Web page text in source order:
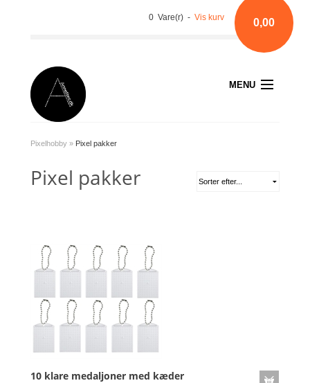
0 Vare(r) - Vis kurv 0,00
MENU
Pixelhobby » Pixel pakker
Pixel pakker
10 klare medaljoner med kæder